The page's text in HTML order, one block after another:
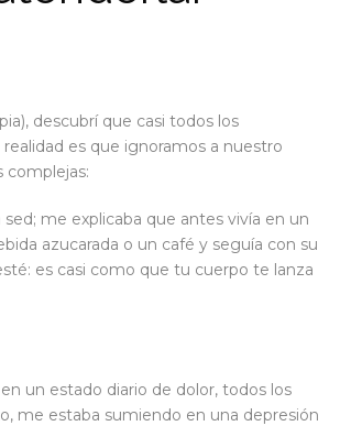
descubrí que casi todos los
es que ignoramos a nuestro
complejas:
me explicaba que antes vivía en un
azucarada o un café y seguía con su
es casi como que tu cuerpo te lanza
un estado diario de dolor, todos los
me estaba sumiendo en una depresión